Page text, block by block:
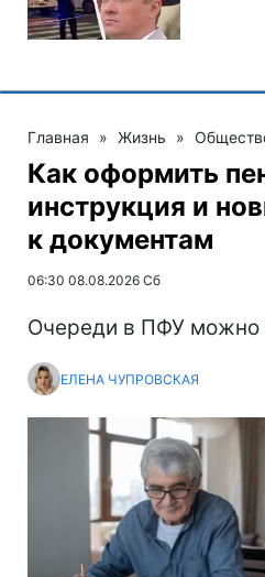
Главная » Жизнь »
Как оформить
инструкция и
к документам
06:30 08.08.2026 Сб
Очереди в ПФУ можно
ЕЛЕНА ЧУПРОВСКАЯ